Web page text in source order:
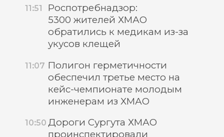
11:51
Роспотребнадзор:
5300 жителей ХМАО
обратились к медикам из-за
укусов клещей
11:07 Полигон герметичности
обеспечил третье место на
кейс-чемпионате молодым
инженерам из ХМАО
10:50 Дороги Сургута ХМАО
проинспектировали